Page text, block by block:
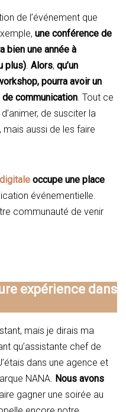
de l’événement que
une conférence de
bien une année à
plus). Alors, qu’un
pourra avoir un
communication. Tout ce
de susciter la
aussi de les faire
occupe une place
événementielle.
communauté de venir
expérience dans
mais je dirais ma
qu’assistante chef de
dans une agence et
NANA. Nous avons
gagner une soirée au